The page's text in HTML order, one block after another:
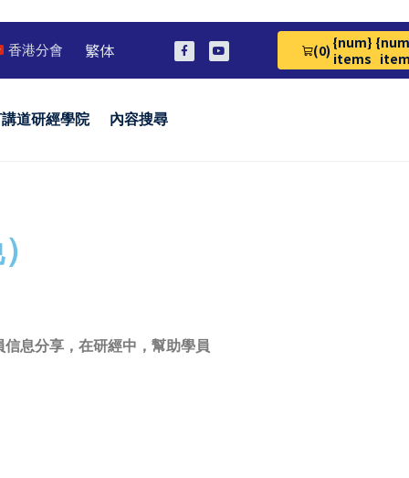
香港分會 繁体 (0)
View Cart 0
{num}
items
道研經學院 內容搜尋
息分享，在研經中，幫助學員